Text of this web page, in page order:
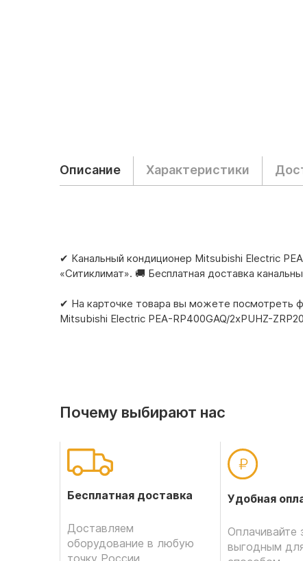
Описание Характеристики
✔ Канальный кондиционер Mitsubishi Electric
«Ситиклимат». 🚚 Бесплатная доставка
✔ На карточке товара вы можете посмотреть
Mitsubishi Electric PEA-RP400GAQ/2xPUHZ-
Почему выбирают нас
Бесплатная доставка
Доставляем
оборудование в любую
точку России
Удобная
Оплачивайте
выгодным